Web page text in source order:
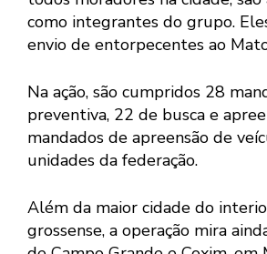
como integrantes do grupo.
envio de entorpecentes ao
Na ação, são cumpridos 28
preventiva, 22 de busca e
mandados de apreensão de
unidades da federação.
Além da maior cidade do
grossense, a operação mira